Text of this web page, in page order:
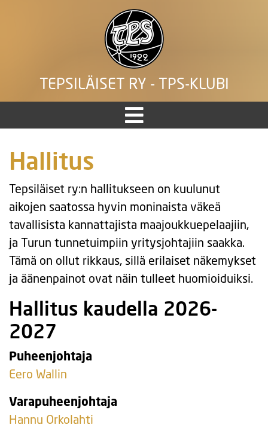
TEPSILÄISET RY - TPS-KLUBI
Hallitus
Tepsiläiset ry:n hallitukseen on kuulunut
aikojen saatossa hyvin moninaista väkeä
tavallisista kannattajista maajoukkuepelaajiin,
ja Turun tunnetuimpiin yritysjohtajiin saakka.
Tämä on ollut rikkaus, sillä erilaiset näkemykset
ja äänenpainot ovat näin tulleet huomioiduiksi.
Hallitus kaudella 2026-
2027
Puheenjohtaja
Eero Wallin
Varapuheenjohtaja
Hannu Orkolahti